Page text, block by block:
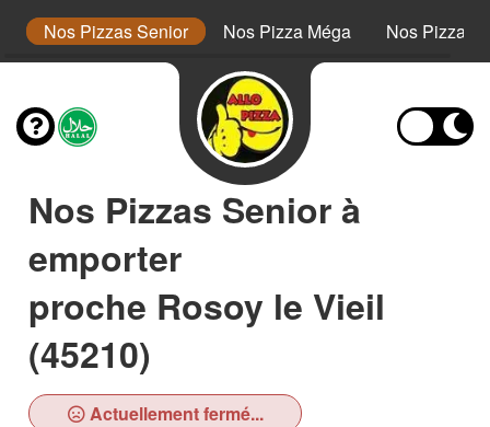
Nos Pizzas Senior Nos Pizza Méga Nos Pizzas
Nos Pizzas Senior à
emporter
proche Rosoy le Vieil
(45210)
Actuellement fermé...